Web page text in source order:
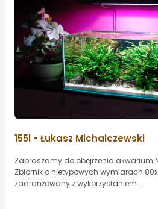
155l - Łukasz Michalczewski
Zapraszamy do obejrzenia akwarium
Zbiornik o nietypowych wymiarach
zaaranżowany z wykorzystaniem...